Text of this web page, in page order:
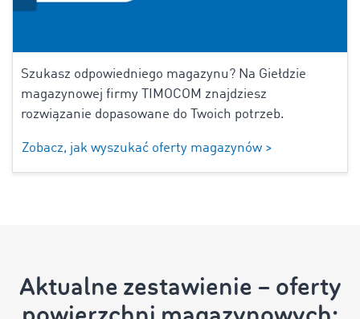
Szukasz odpowiedniego magazynu? Na Giełdzie
magazynowej firmy TIMOCOM znajdziesz
rozwiązanie dopasowane do Twoich potrzeb.
Zobacz, jak wyszukać oferty magazynów >
Aktualne zestawienie – oferty